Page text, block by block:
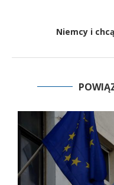
Niemcy i